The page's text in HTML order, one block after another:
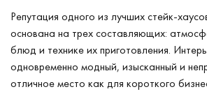
Репутация одного из лучших стейк-
основана на трех составляющих:
блюд и технике их приготовления.
одновременно модный, изысканный и
отличное место как для короткого